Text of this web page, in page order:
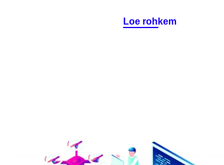
Loe rohkem